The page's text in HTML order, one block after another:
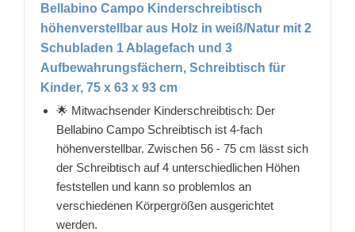
Bellabino Campo Kinderschreibtisch
höhenverstellbar aus Holz in weiß/Natur mit 2
Schubladen 1 Ablagefach und 3
Aufbewahrungsfächern, Schreibtisch für
Kinder, 75 x 63 x 93 cm
🌟 Mitwachsender Kinderschreibtisch: Der
Bellabino Campo Schreibtisch ist 4-fach
höhenverstellbar. Zwischen 56 - 75 cm lässt sich
der Schreibtisch auf 4 unterschiedlichen Höhen
feststellen und kann so problemlos an
verschiedenen Körpergrößen ausgerichtet
werden.